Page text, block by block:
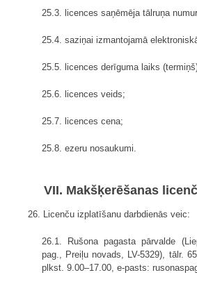
25.3. licences saņēmēja tālruņa
25.4. saziņai izmantojamā
25.5. licences derīguma laiks
25.6. licences veids;
25.7. licences cena;
25.8. ezeru nosaukumi.
VII. Makšķerēšanas
26. Licenču izplatīšanu darbdienās veic:
26.1. Rušona pagasta pārvalde
pag., Preiļu novads, LV-5329), tālr.
plkst. 9.00–17.00, e-pasts: